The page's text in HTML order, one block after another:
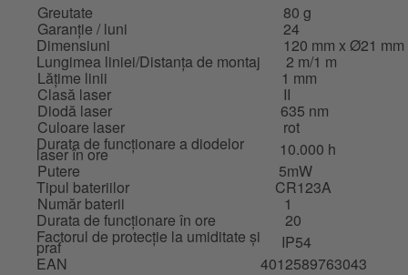
Greutate
80 g
Garanție / luni 24
Dimensiuni 120 mm x Ø21 mm
Lungimea liniei/Distanța de montaj 2 m/1 m
Lățime linii 1 mm
Clasă laser II
Diodă laser 635 nm
Culoare laser rot
Durata de funcționare a diodelor
laser în ore
10.000 h
Putere
5mW
Tipul bateriilor CR123A
Număr baterii 1
Durata de funcționare în ore 20
Factorul de protecție la umiditate și
praf
IP54
EAN
4012589763043